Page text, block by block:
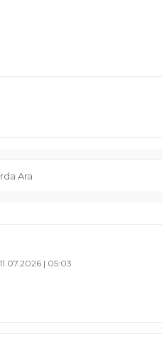
11.07.2026 | 05:03